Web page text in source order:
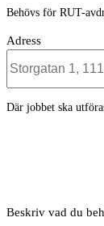
Behövs för RUT-
Adress
Där jobbet ska
Beskriv vad du